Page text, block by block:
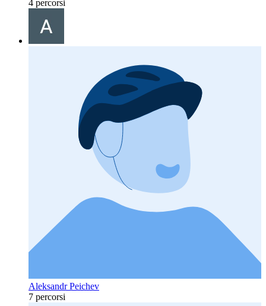
4 percorsi
Aleksandr Peichev
7 percorsi